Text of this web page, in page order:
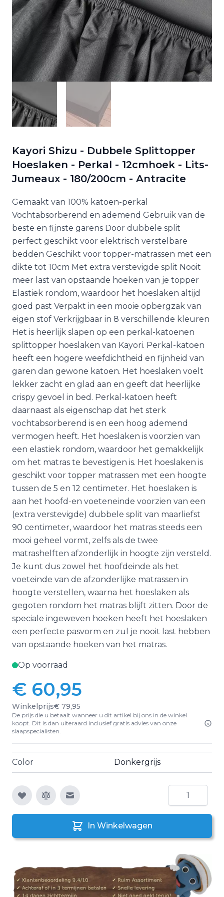
Kayori Shizu - Dubbele Splittopper
Hoeslaken - Perkal - 12cmhoek - Lits-
Jumeaux - 180/200cm - Antracite
Gemaakt van 100% katoen-perkal
Vochtabsorberend en ademend Gebruik van de
beste en fijnste garens Door dubbele split
perfect geschikt voor elektrisch verstelbare
bedden Geschikt voor topper-matrassen met een
dikte tot 10cm Met extra verstevigde split Nooit
meer last van opstaande hoeken van je topper
Elastiek rondom, waardoor het hoeslaken altijd
goed past Verpakt in een mooie opbergzak van
eigen stof Verkrijgbaar in 8 verschillende kleuren
Het is heerlijk slapen op een perkal-katoenen
splittopper hoeslaken van Kayori. Perkal-katoen
heeft een hogere weefdichtheid en fijnheid van
garen dan gewone katoen. Het hoeslaken voelt
lekker zacht en glad aan en geeft dat heerlijke
crispy gevoel in bed. Perkal-katoen heeft
daarnaast als eigenschap dat het sterk
vochtabsorberend is en een hoog ademend
vermogen heeft. Het hoeslaken is voorzien van
een elastiek rondom, waardoor het gemakkelijk
om het matras te bevestigen is. Het hoeslaken is
geschikt voor topper matrassen met een hoogte
tussen de 5 en 12 centimeter. Het hoeslaken is
aan het hoofd-en voeteneinde voorzien van een
(extra verstevigde) dubbele split van maarliefst
90 centimeter, waardoor het matras steeds een
mooi geheel vormt, zelfs als de twee
matrashelften afzonderlijk in hoogte zijn versteld.
Je kunt dus zowel het hoofdeinde als het
voeteinde van de afzonderlijke matrassen in
hoogte verstellen, waarna het hoeslaken als
gegoten rondom het matras blijft zitten. Door de
speciale ingeweven hoeken heeft het hoeslaken
een perfecte pasvorm en zul je nooit last hebben
van opstaande hoeken van het matras.
Op voorraad
€ 60,95
Winkelprijs€ 79,95
De prijs die u betaalt wanneer u dit artikel bij ons in de winkel
koopt. Dit is dan uiteraard inclusief gratis advies van onze
slaapspecialisten.
Color Donkergrijs
E-mail naar een vriend
Aantal
In Winkelwagen